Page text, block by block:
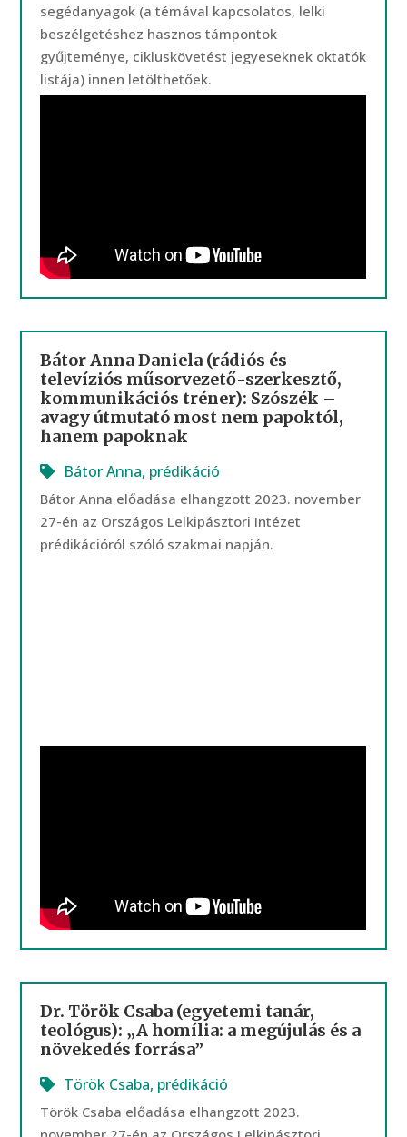
segédanyagok (a témával kapcsolatos, lelki
beszélgetéshez hasznos támpontok
gyűjteménye, cikluskövetést jegyeseknek oktatók
listája) innen letölthetőek.
Bátor Anna Daniela (rádiós és
televíziós műsorvezető-szerkesztő,
kommunikációs tréner): Szószék –
avagy útmutató most nem papoktól,
hanem papoknak
Bátor Anna, prédikáció
Bátor Anna előadása elhangzott 2023. november
27-én az Országos Lelkipásztori Intézet
prédikációról szóló szakmai napján.
Dr. Török Csaba (egyetemi tanár,
teológus): „A homília: a megújulás és a
növekedés forrása”
Török Csaba, prédikáció
Török Csaba előadása elhangzott 2023.